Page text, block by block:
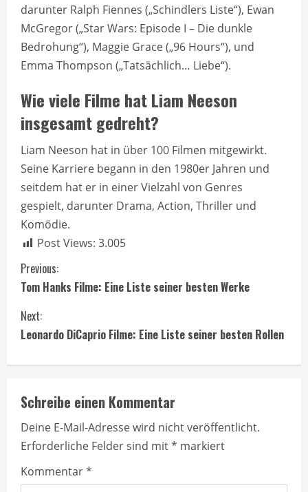
darunter Ralph Fiennes („Schindlers Liste“), Ewan
McGregor („Star Wars: Episode I – Die dunkle
Bedrohung“), Maggie Grace („96 Hours“), und
Emma Thompson („Tatsächlich… Liebe“).
Wie viele Filme hat Liam Neeson
insgesamt gedreht?
Liam Neeson hat in über 100 Filmen mitgewirkt.
Seine Karriere begann in den 1980er Jahren und
seitdem hat er in einer Vielzahl von Genres
gespielt, darunter Drama, Action, Thriller und
Komödie.
Post Views: 3.005
C
o
n
t
i
n
u
e
Previous:
Tom Hanks Filme: Eine Liste seiner besten Werke
Next:
Leonardo DiCaprio Filme: Eine Liste seiner besten Rollen
Schreibe einen Kommentar
Deine E-Mail-Adresse wird nicht veröffentlicht.
Erforderliche Felder sind mit* markiert
Kommentar*